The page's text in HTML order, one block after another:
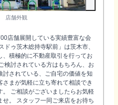
店舗外観
店舗展開している実績豊富な会
ドゥ茨木総持寺駅前」は茨木市、
、積極的に不動産取引を行ってお
検討されている方はもちろん、お
討されている、ご自宅の価値を知
さまが気軽に立ち寄れて相談でき
。 ご相談がございましたらお気軽
せ。 スタッフ一同ご来店をお待ち